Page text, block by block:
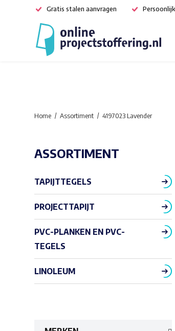
Gratis stalen aanvragen
Home Assortiment 4197023 Lavender
ASSORTIMENT
TAPIJTTEGELS
PROJECTTAPIJT
PVC-PLANKEN EN PVC-
TEGELS
LINOLEUM